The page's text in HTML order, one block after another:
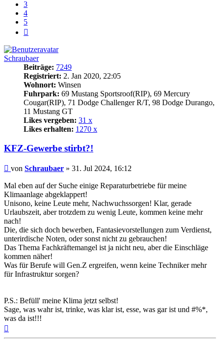
3
4
5
Schraubaer
Beiträge: 7249
Registriert: 2. Jan 2020, 22:05
Wohnort: Winsen
Fuhrpark: 69 Mustang Sportsroof(RIP), 69 Mercury
Cougar(RIP), 71 Dodge Challenger R/T, 98 Dodge Durango,
11 Mustang GT
Likes vergeben: 31 x
Likes erhalten: 1270 x
KFZ-Gewerbe stirbt?!
Beitrag
von Schraubaer » 31. Jul 2024, 16:12
Mal eben auf der Suche einige Reparaturbetriebe für meine
Klimaanlage abgeklappert!
Unisono, keine Leute mehr, Nachwuchssorgen! Klar, gerade
Urlaubszeit, aber trotzdem zu wenig Leute, kommen keine mehr
nach!
Die, die sich doch bewerben, Fantasievorstellungen zum Verdienst,
unterirdische Noten, oder sonst nicht zu gebrauchen!
Das Thema Fachkräftemangel ist ja nicht neu, aber die Einschläge
kommen näher!
Was für Berufe will Gen.Z ergreifen, wenn keine Techniker mehr
für Infrastruktur sorgen?
P.S.: Befüll' meine Klima jetzt selbst!
Sage, was wahr ist, trinke, was klar ist, esse, was gar ist und #%*,
was da ist!!!